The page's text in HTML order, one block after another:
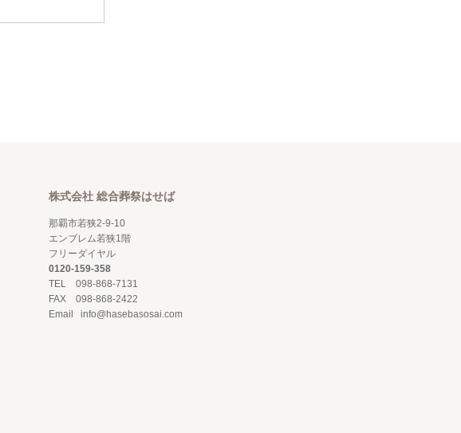
株式会社 総合葬祭はせば
那覇市若狭2-9-10
エンブレム若狭1階
フリーダイヤル
0120-159-358
TEL 098-868-7131
FAX 098-868-2422
Email info@hasebasosai.com